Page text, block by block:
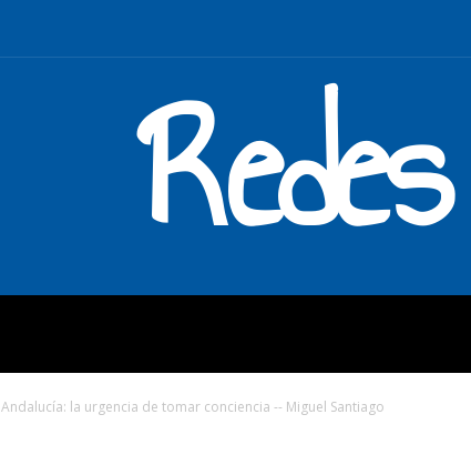
Andalucía: la urgencia de tomar conciencia -- Miguel Santiago